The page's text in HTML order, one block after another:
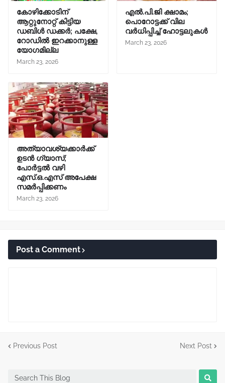
കോഴിക്കോടിന്
ആറ്റുനോറ്റ് കിട്ടിയ
ഡബിൾ ഡക്കർ; പക്ഷേ,
റോഡിൽ ഇറക്കാനുള്ള
യോഗമില്ല
March 23, 2026
എൽ.പി.ജി ക്ഷാമം;
പൊറോട്ടക്ക് വില
വർധിപ്പിച്ച് ഹോട്ടലുകൾ
March 23, 2026
അത്യാവശ്യക്കാർക്ക്
ഉടൻ ഗ്യാസ്;
പോർട്ടൽ വഴി
എസ്.ഒ.എസ് അപേക്ഷ
സമർപ്പിക്കണം
March 23, 2026
Post a Comment
Previous Post Next Post